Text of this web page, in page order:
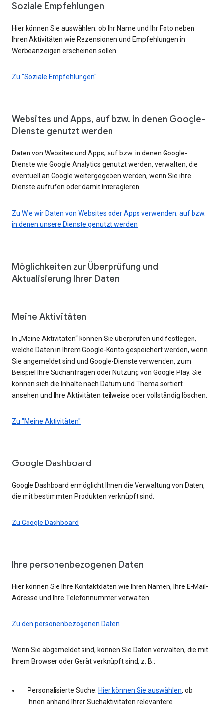
Soziale Empfehlungen
Hier können Sie auswählen, ob Ihr Name und Ihr Foto neben
Ihren Aktivitäten wie Rezensionen und Empfehlungen in
Werbeanzeigen erscheinen sollen.
Zu "Soziale Empfehlungen"
Websites und Apps, auf bzw. in denen Google-
Dienste genutzt werden
Daten von Websites und Apps, auf bzw. in denen Google-
Dienste wie Google Analytics genutzt werden, verwalten, die
eventuell an Google weitergegeben werden, wenn Sie ihre
Dienste aufrufen oder damit interagieren.
Zu Wie wir Daten von Websites oder Apps verwenden, auf bzw.
in denen unsere Dienste genutzt werden
Möglichkeiten zur Überprüfung und
Aktualisierung Ihrer Daten
Meine Aktivitäten
In „Meine Aktivitäten“ können Sie überprüfen und festlegen,
welche Daten in Ihrem Google-Konto gespeichert werden, wenn
Sie angemeldet sind und Google-Dienste verwenden, zum
Beispiel Ihre Suchanfragen oder Nutzung von Google Play. Sie
können sich die Inhalte nach Datum und Thema sortiert
ansehen und Ihre Aktivitäten teilweise oder vollständig löschen.
Zu "Meine Aktivitäten"
Google Dashboard
Google Dashboard ermöglicht Ihnen die Verwaltung von Daten,
die mit bestimmten Produkten verknüpft sind.
Zu Google Dashboard
Ihre personenbezogenen Daten
Hier können Sie Ihre Kontaktdaten wie Ihren Namen, Ihre E-Mail-
Adresse und Ihre Telefonnummer verwalten.
Zu den personenbezogenen Daten
Wenn Sie abgemeldet sind, können Sie Daten verwalten, die mit
Ihrem Browser oder Gerät verknüpft sind, z. B.:
Personalisierte Suche: Hier können Sie auswählen, ob
Ihnen anhand Ihrer Suchaktivitäten relevantere